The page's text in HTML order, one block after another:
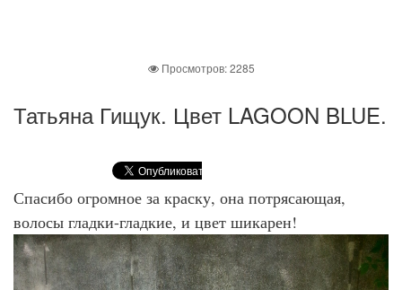
Просмотров: 2285
Татьяна Гищук. Цвет LAGOON BLUE.
Спасибо огромное за краску, она потрясающая,
волосы гладки-гладкие, и цвет шикарен!